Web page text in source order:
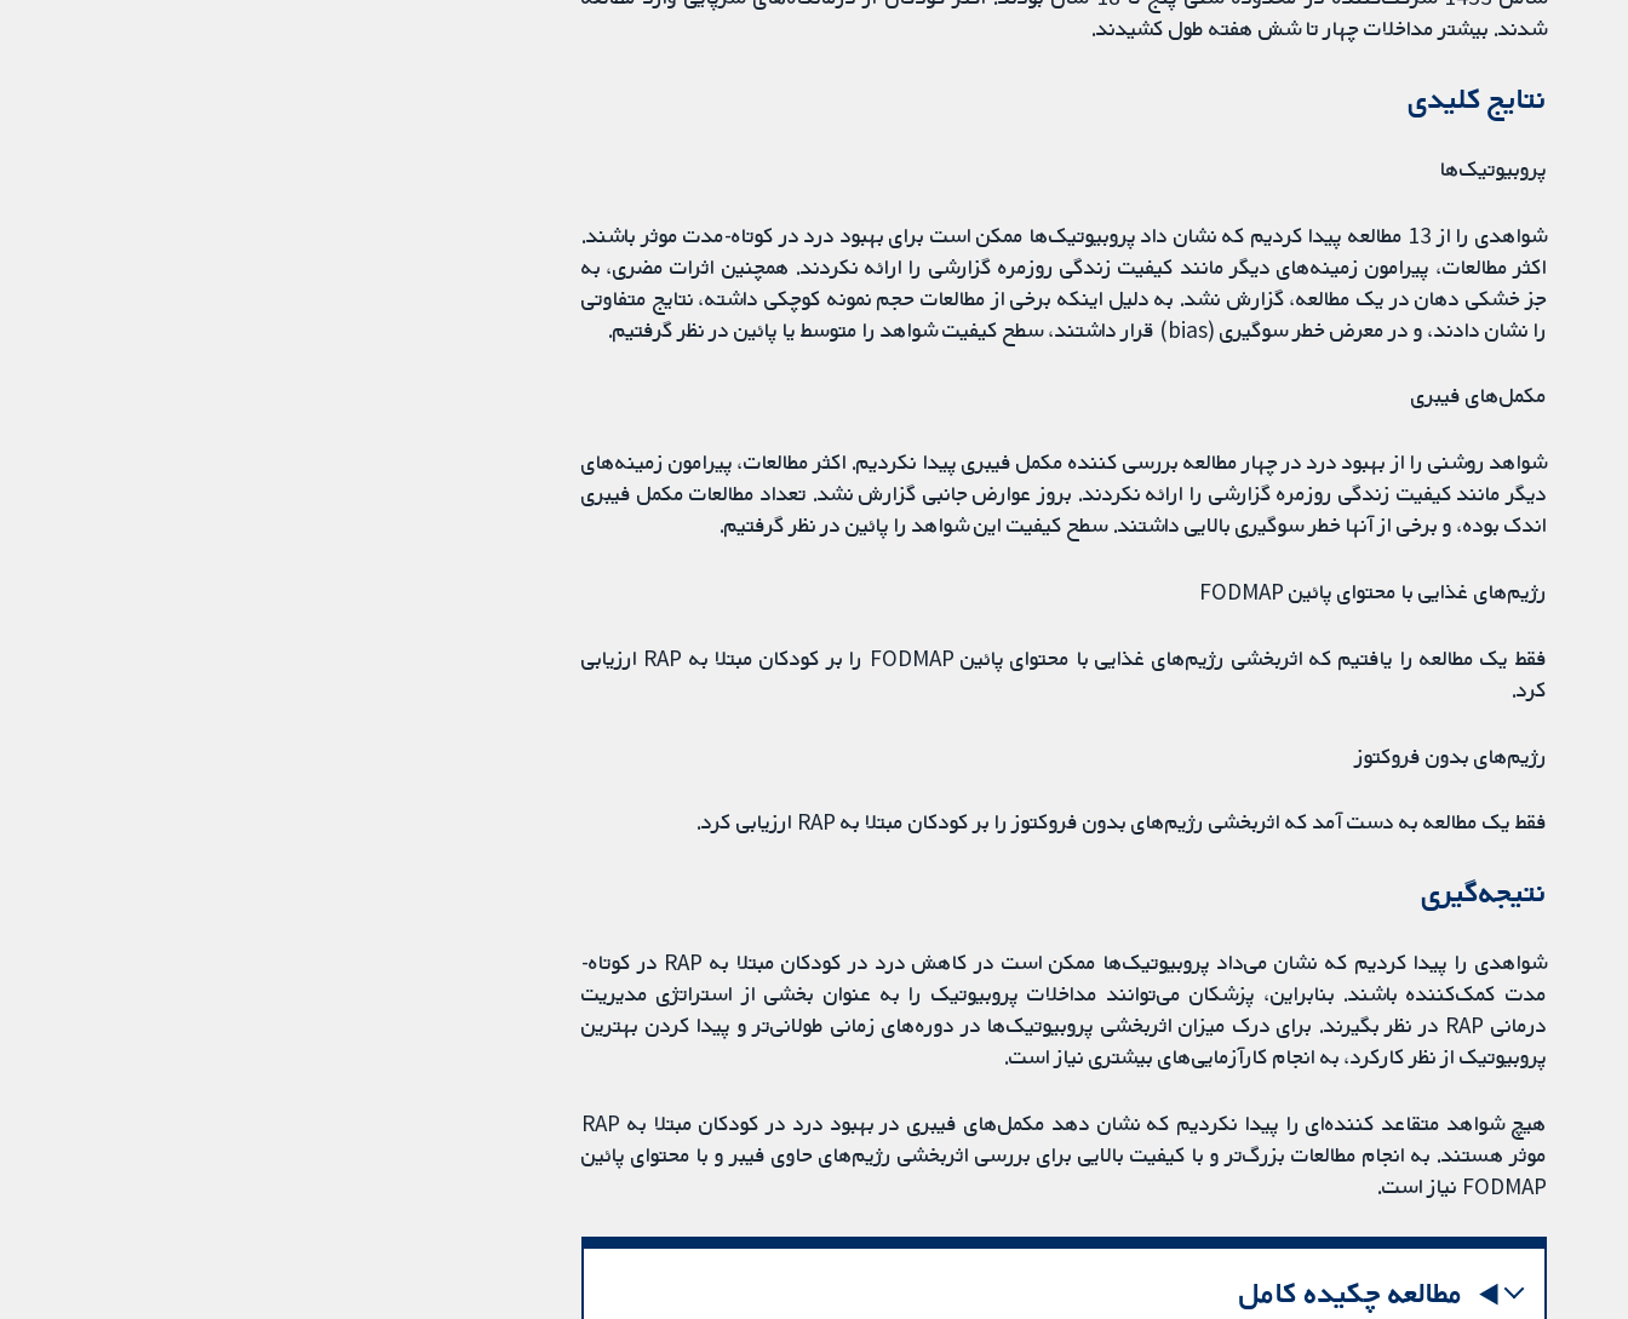
شدند. بیشتر مداخلات چهار تا شش هفته طول کشیدند.
نتایج کلیدی
پروبیوتیک‌ها
شواهدی را از 13 مطالعه پیدا کردیم که نشان داد پروبیوتیک‌ها ممکن است برای بهبود درد در کوتاه‌-مدت موثر باشند.
اکثر مطالعات، پیرامون زمینه‌های دیگر مانند کیفیت زندگی روزمره گزارشی را ارائه نکردند. همچنین اثرات مضری، به
جز خشکی دهان در یک مطالعه، گزارش نشد. به دلیل اینکه برخی از مطالعات حجم نمونه کوچکی داشته، نتایج متفاوتی
را نشان دادند، و در معرض خطر سوگیری (bias) قرار داشتند، سطح کیفیت شواهد را متوسط یا پائین در نظر گرفتیم.
مکمل‌های فیبری
شواهد روشنی را از بهبود درد در چهار مطالعه بررسی کننده مکمل فیبری پیدا نکردیم. اکثر مطالعات، پیرامون زمینه‌های
دیگر مانند کیفیت زندگی روزمره گزارشی را ارائه نکردند. بروز عوارض جانبی گزارش نشد. تعداد مطالعات مکمل فیبری
اندک بوده، و برخی از آنها خطر سوگیری بالایی داشتند. سطح کیفیت این شواهد را پائین در نظر گرفتیم.
رژیم‌های غذایی با محتوای پائین FODMAP
فقط یک مطالعه را یافتیم که اثربخشی رژیم‌های غذایی با محتوای پائین FODMAP را بر کودکان مبتلا به RAP ارزیابی
کرد.
رژیم‌های بدون فروکتوز
فقط یک مطالعه به دست آمد که اثربخشی رژیم‌های بدون فروکتوز را بر کودکان مبتلا به RAP ارزیابی کرد.
نتیجه‌گیری
شواهدی را پیدا کردیم که نشان می‌داد پروبیوتیک‌ها ممکن است در کاهش درد در کودکان مبتلا به RAP در کوتاه‌-
مدت کمک‌کننده باشند. بنابراین، پزشکان می‌توانند مداخلات پروبیوتیک را به عنوان بخشی از استراتژی مدیریت
درمانی RAP در نظر بگیرند. برای درک میزان اثربخشی پروبیوتیک‌ها در دوره‌های زمانی طولانی‌تر و پیدا کردن بهترین
پروبیوتیک از نظر کارکرد، به انجام کارآزمایی‌های بیشتری نیاز است.
هیچ شواهد متقاعد کننده‌ای را پیدا نکردیم که نشان دهد مکمل‌های فیبری در بهبود درد در کودکان مبتلا به RAP
موثر هستند. به انجام مطالعات بزرگ‌تر و با کیفیت بالایی برای بررسی اثربخشی رژیم‌های حاوی فیبر و با محتوای پائین
FODMAP نیاز است.
مطالعه چکیده کامل